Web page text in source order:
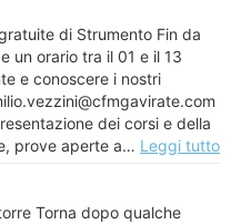
di Strumento Fin da
un orario tra il 01 e il 13
e conoscere i nostri
dei corsi e della
prove aperte a… Leggi tutto
Torna dopo qualche